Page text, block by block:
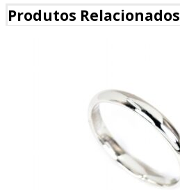
Produtos Relacionados